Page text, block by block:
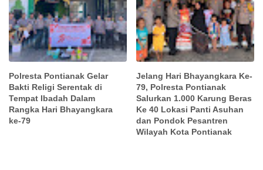
Polresta Pontianak Gelar
Bakti Religi Serentak di
Tempat Ibadah Dalam
Rangka Hari Bhayangkara
ke-79
Jelang Hari Bhayangkara Ke-
79, Polresta Pontianak
Salurkan 1.000 Karung Beras
Ke 40 Lokasi Panti Asuhan
dan Pondok Pesantren
Wilayah Kota Pontianak